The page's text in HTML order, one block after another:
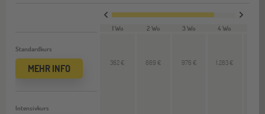
Standardkurs
MEHR INFO
Intensivkurs
1 Wo 2 Wo 3 Wo 4 Wo
362 € 669 € 976 € 1.283 €